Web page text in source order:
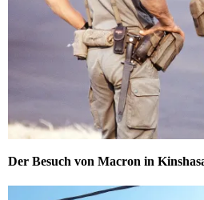
Der Besuch von Macron in